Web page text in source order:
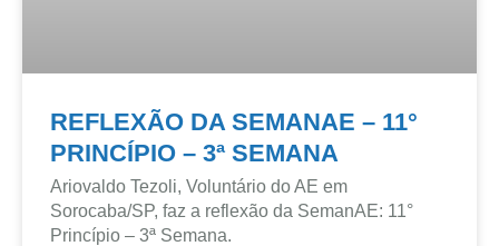
REFLEXÃO DA SEMANAE – 11°
PRINCÍPIO – 3ª SEMANA
Ariovaldo Tezoli, Voluntário do AE em
Sorocaba/SP, faz a reflexão da SemanAE: 11°
Princípio – 3ª Semana.